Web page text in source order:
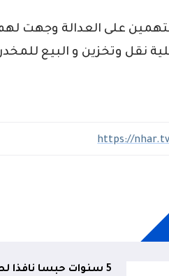
على العدالة وجهت
نقل وتخزين و البيع
https://
5 سنوات حبسا